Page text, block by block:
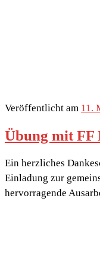
Veröffentlicht am 11.
Übung mit FF
Ein herzliches
Einladung zur
hervorragende